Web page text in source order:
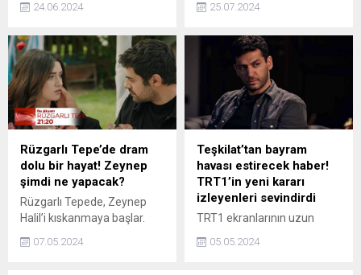
bağımlılık tıbbı alanında
söylediği küçücük çocuğu
o anları paylaşan Duygu
Özgül Kalebayır isimli
kullanıcı infial yaratan olayın
ardından gözaltına alındı.
Aile ve Sosyal Hizmetler
Bakanlığından yapılan
açıklamada ailenin ifadesine
başvurulduğu, söz konusu
videonun eski olduğu ve
çocuğun psikoloji
durumunun yakından takip
edileceği ifade edildi.
24.06.2024
çalışmaması üzerine kendi
başladı. Tartışma sırasında
bir kadın ağlamaya
başlayınca diğerleri ona
sitem etti. O anlar bir
müşteri tarafından cep
telefonuyla kaydedildi.
25.07.2024
Rüzgarlı Tepe’de dram
dolu bir hayat! Zeynep
şimdi ne yapacak?
Rüzgarlı Tepede, Zeynep
Halil’i kıskanmaya başlar.
Ondaki bu değişim herkesin
dikkatini çeker. Zeynep
07.05.2024
Teşkilat’tan bayram
havası estirecek haber!
TRT1’in yeni kararı
izleyenleri sevindirdi
TRT1 ekranlarının uzun
soluklu yapımlarından bir
tanesi olan Teşkilat’ın sıkı
05.05.2024